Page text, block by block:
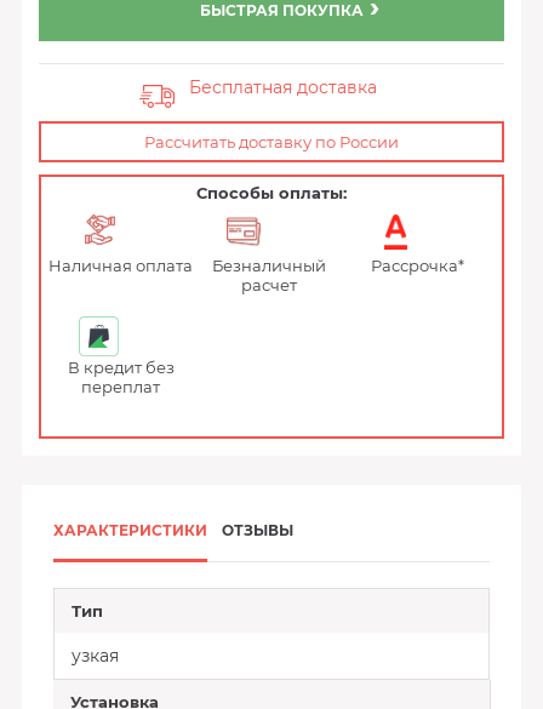
БЫСТРАЯ ПОКУПКА
Бесплатная доставка
Рассчитать доставку по России
Способы оплаты:
Наличная оплата
Безналичный
расчет
Рассрочка*
В кредит без
переплат
ХАРАКТЕРИСТИКИ ОТЗЫВЫ
Тип
узкая
Установка